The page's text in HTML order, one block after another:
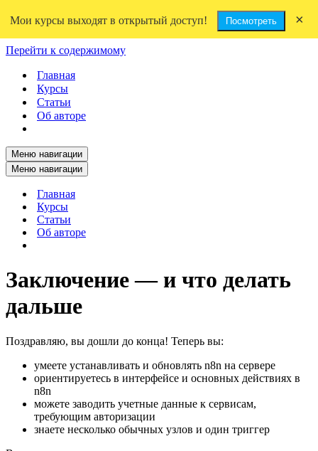
Перейти к содержимому
Главная
Курсы
Статьи
Об авторе
Меню навигации
Меню навигации
Главная
Курсы
Статьи
Об авторе
Заключение — и что делать
дальше
Поздравляю, вы дошли до конца! Теперь вы:
умеете устанавливать и обновлять n8n на сервере
ориентируетесь в интерфейсе и основных действиях в
n8n
можете заводить учетные данные к сервисам,
требующим авторизации
знаете несколько обычных узлов и один триггер
Мои курсы выходят в открытый доступ! Посмотреть ×